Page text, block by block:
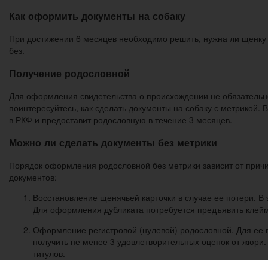
Как оформить документы на собаку
При достижении 6 месяцев необходимо решить, нужна ли щенку
без.
Получение родословной
Для оформления свидетельства о происхождении не
поинтересуйтесь, как сделать документы на собаку с
в РКФ и предоставит родословную в течение 3 месяцев.
Можно ли сделать документы без метрики
Порядок оформления родословной без метрики зависит от
документов:
Восстановление щенячьей карточки в случае ее потери.
Для оформления дубликата потребуется предъявить
Оформление регистровой (нулевой) родословной. Для ее
получить не менее 3 удовлетворительных оценок от
титулов.